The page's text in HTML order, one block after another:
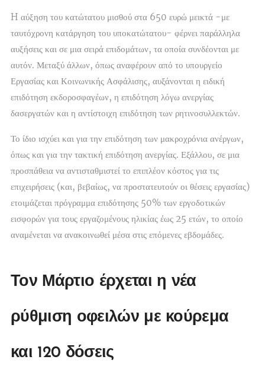
H αύξηση του κατώτατου μισθού στα 650 ευρώ μεικτά -με
ταυτόχρονη κατάργηση του υποκατώτατου- φέρνει παράλληλα
αυξήσεις και σε μια σειρά επιδομάτων, τα οποία συνδέονται με
αυτόν. Μεταξύ άλλων, όπως αναφέρουν από το υπουργείο
Εργασίας και Κοινωνικής Ασφάλισης, αυξάνονται η ειδική
επιδότηση εκδοροσφαγέων, η επιδότηση λόγω ανεργίας
δασεργατών και η αντίστοιχη επιδότηση των ρητινοσυλλεκτών.
Το ίδιο ισχύει και για την επιδότηση των μακροχρόνια ανέργων,
όπως και για την τακτική επιδότηση ανεργίας. Εξάλλου, σε μια
προσπάθεια να αντισταθμιστεί το επιπλέον κόστος για τις
επιχειρήσεις (και, βεβαίως, να προστατευτούν οι θέσεις εργασίας)
ετοιμάζεται πρόγραμμα επιδότησης 50% των εργοδοτικών
εισφορών για τους εργαζομένους ηλικίας έως 25 ετών, το οποίο
αναμένεται να ανακοινωθεί μέσα στις επόμενες εβδομάδες.
Τον Μάρτιο έρχεται η νέα
ρύθμιση οφειλών με κούρεμα
και 120 δόσεις